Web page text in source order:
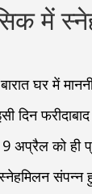
में
घर में
अप्रैल को ही